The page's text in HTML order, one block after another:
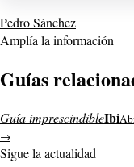
Pedro Sánchez
Amplía la información
Guías
Guía imprescindibleIbi
→
Sigue la actualidad